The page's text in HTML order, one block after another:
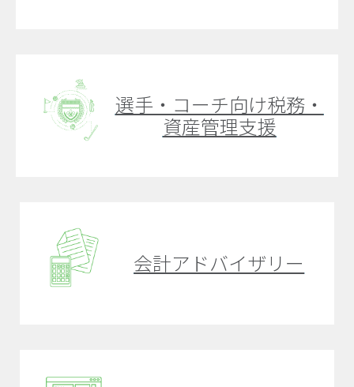
選手・コーチ向け税務・
資産管理支援
会計アドバイザリー